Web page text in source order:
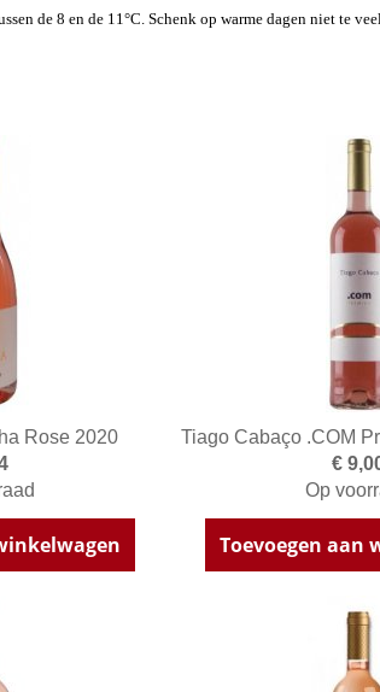
de 8 en de 11°C. Schenk op warme dagen niet te
Rose 2020
Tiago Cabaço .COM
€
Op
Toevoegen aan